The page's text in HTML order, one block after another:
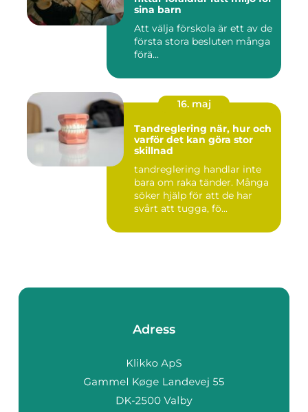
sina barn
Att välja förskola är ett av de
första stora besluten många
förä...
16. maj
Tandreglering när, hur och
varför det kan göra stor
skillnad
tandreglering handlar inte
bara om raka tänder. Många
söker hjälp för att de har
svårt att tugga, fö...
Adress